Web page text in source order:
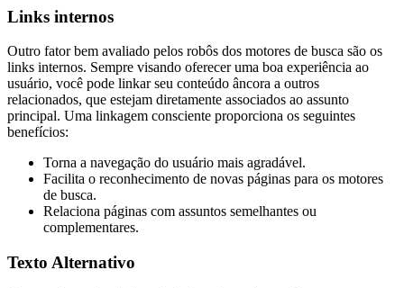
Links internos
Outro fator bem avaliado pelos robôs dos motores de busca são os
links internos. Sempre visando oferecer uma boa experiência ao
usuário, você pode linkar seu conteúdo âncora a outros
relacionados, que estejam diretamente associados ao assunto
principal. Uma linkagem consciente proporciona os seguintes
benefícios:
Torna a navegação do usuário mais agradável.
Facilita o reconhecimento de novas páginas para os motores
de busca.
Relaciona páginas com assuntos semelhantes ou
complementares.
Texto Alternativo